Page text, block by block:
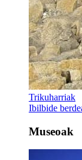
Trikuharriak
Ibilbide
Museoak